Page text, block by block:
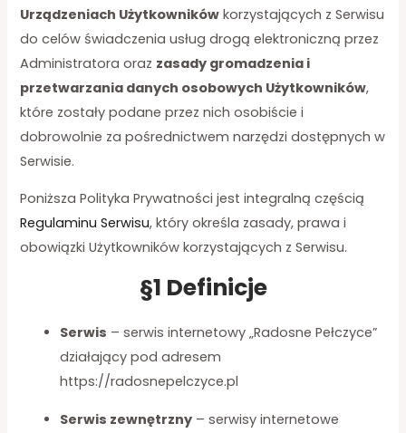
Urządzeniach Użytkowników korzystających z Serwisu
do celów świadczenia usług drogą elektroniczną przez
Administratora oraz zasady gromadzenia i
przetwarzania danych osobowych Użytkowników,
które zostały podane przez nich osobiście i
dobrowolnie za pośrednictwem narzędzi dostępnych w
Serwisie.
Poniższa Polityka Prywatności jest integralną częścią
Regulaminu Serwisu, który określa zasady, prawa i
obowiązki Użytkowników korzystających z Serwisu.
§1 Definicje
Serwis – serwis internetowy „Radosne Pełczyce”
działający pod adresem
https://radosnepelczyce.pl
Serwis zewnętrzny – serwisy internetowe